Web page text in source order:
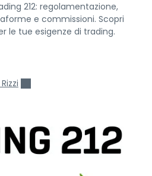
212: regolamentazione,
e commissioni. Scopri
le tue esigenze di trading.